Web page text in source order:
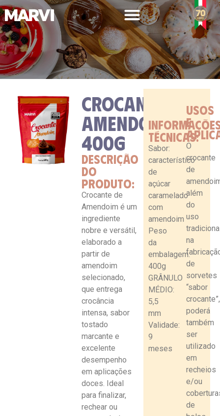
LINHA PROFISSIONAL
CROCANTE
AMENDOIM
400G
DESCRIÇÃO
DO
PRODUTO:
Crocante de
Amendoim é um
ingrediente
nobre e versátil,
elaborado a
partir de
amendoim
selecionado,
que entrega
crocância
intensa, sabor
tostado
marcante e
excelente
desempenho
em aplicações
doces. Ideal
para finalizar,
rechear ou
TÉCNICAS:
Sabor:
característico
de
açúcar
caramelado
com
amendoim
Peso
da
embalagem:
400g
GRÂNULO
MÉDIO:
5,5
mm
Validade:
9
meses
USOS
E
O
crocante
de
além
do
uso
na
de
sorvetes
“sabor
crocante”,
poderá
também
ser
utilizado
em
recheios
e/ou
de